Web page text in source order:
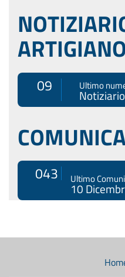
ARTIGIANO
09 Ultimo
043 Ultimo
10
Menù